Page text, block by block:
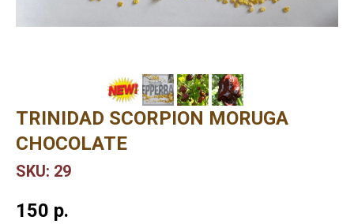
TRINIDAD SCORPION MORUGA
CHOCOLATE
SKU: 29
150 р.